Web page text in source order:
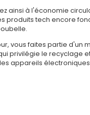
ainsi à l'économie
produits tech encore
vous faites partie d'un
privilégie le recyclage
appareils